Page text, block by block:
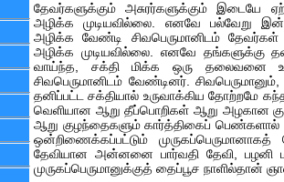
தேவர்களுக்கும் அசுரர்களுக்கும் இடையே
அழிக்க முடியவில்லை. எனவே பல்வேறு
அழிக்க வேண்டி சிவபெருமானிடம்
அழிக்க முடியவில்லை. எனவே தங்களுக்கு
வாய்ந்த, சக்தி மிக்க ஒரு தலைவனை
சிவபெருமானிடம் வேண்டினர்.
தனிப்பட்ட சக்தியால் உருவாக்கிய தோற்றமே
வெளியான ஆறு தீப்பொறிகள் ஆறு அழகான
ஆறு குழந்தைகளும் கார்த்திகைப் பெண்களால்
ஒன்றிணைக்கப்பட்டும்
தேவியான அன்னனை பார்வதி தேவி, பழனி
முருகப்பெருமானுக்குத் தைப்பூச நாளில்தான்